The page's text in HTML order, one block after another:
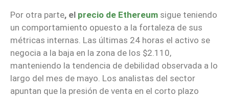
Por otra parte, el precio de Ethereum sigue teniendo
un comportamiento opuesto a la fortaleza de sus
métricas internas. Las últimas 24 horas el activo se
negocia a la baja en la zona de los $2.110,
manteniendo la tendencia de debilidad observada a lo
largo del mes de mayo. Los analistas del sector
apuntan que la presión de venta en el corto plazo